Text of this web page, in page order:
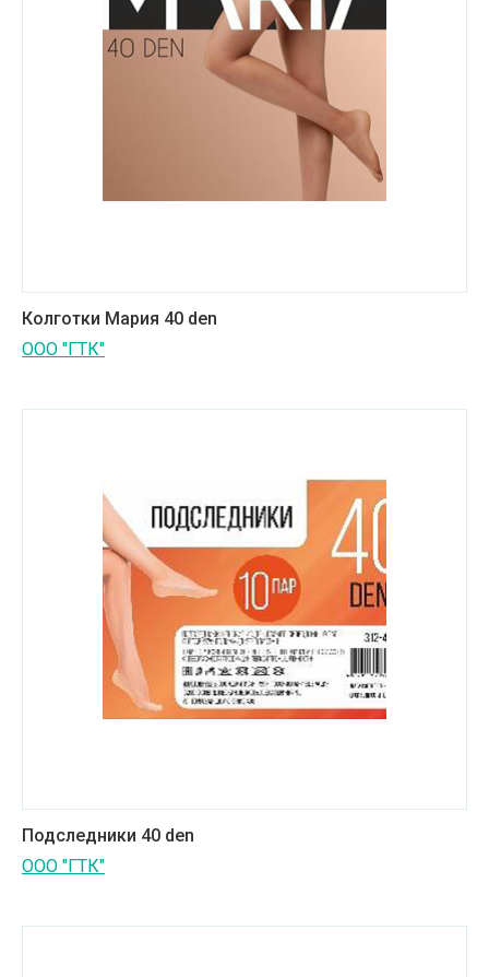
Колготки Мария 40 den
ООО "ГТК"
Подследники 40 den
ООО "ГТК"